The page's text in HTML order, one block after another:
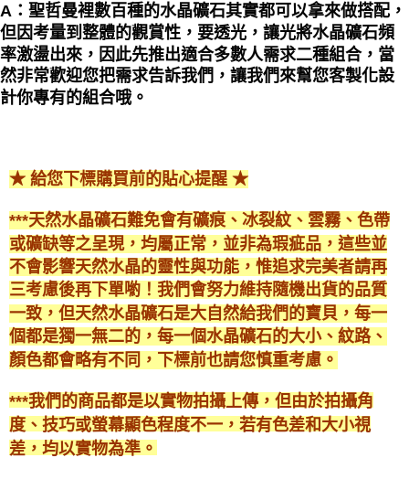
A：聖哲曼裡數百種的水晶礦石其實都可以拿來做搭配，
但因考量到整體的觀賞性，要透光，讓光將水晶礦石頻
率激盪出來，因此先推出適合多數人需求二種組合，當
然非常歡迎您把需求告訴我們，讓我們來幫您客製化設
計你專有的組合哦。
★ 給您下標購買前的貼心提醒 ★
***天然水晶礦石難免會有礦痕、冰裂紋、雲霧、色帶
或礦缺等之呈現，均屬正常，並非為瑕疵品，這些並
不會影響天然水晶的靈性與功能，惟追求完美者請再
三考慮後再下單喲！我們會努力維持隨機出貨的品質
一致，但天然水晶礦石是大自然給我們的寶貝，每一
個都是獨一無二的，每一個水晶礦石的大小、紋路、
顏色都會略有不同，下標前也請您慎重考慮。
***我們的商品都是以實物拍攝上傳，但由於拍攝角
度、技巧或螢幕顯色程度不一，若有色差和大小視
差，均以實物為準。